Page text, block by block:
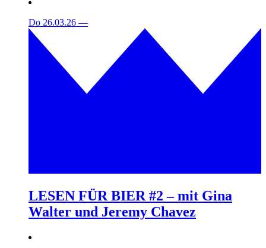
Do 26.03.26 —
LESEN FÜR BIER #2 – mit Gina
Walter und Jeremy Chavez